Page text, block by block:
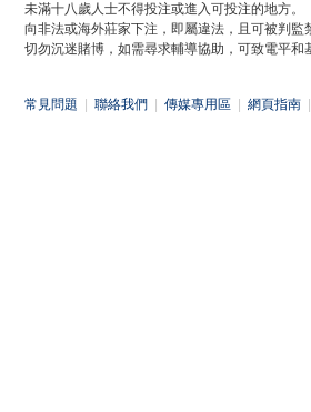
未滿十八歲人士不得投注或進入可投注的地方。
向非法或海外莊家下注，即屬違法，且可被判監
切勿沉迷賭博，如需尋求輔導協助，可致電平和
常見問題 聯絡我們 傳媒專用區 網頁指南